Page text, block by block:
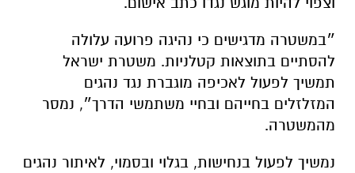
״במשטרה מדגישים כי נהיגה פרועה עלולה
להסתיים בתוצאות קטלניות. משטרת ישראל
תמשיך לפעול לאכיפה מוגברת נגד נהגים
המזלזלים בחייהם ובחיי משתמשי הדרך״, נמסר
מהמשטרה.
נמשיך לפעול בנחישות, בגלוי ובסמוי, לאיתור נהגים